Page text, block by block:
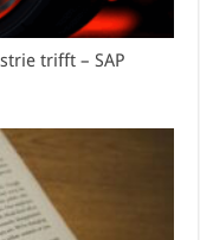
trifft – SAP